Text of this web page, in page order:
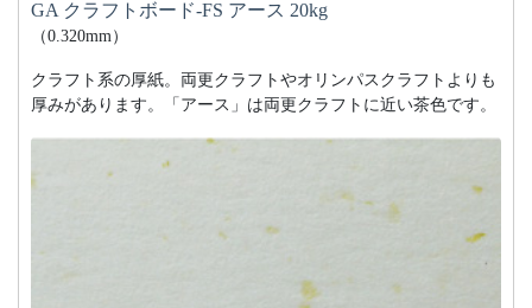
GA クラフトボード-FS アース 20kg
（0.320mm）
クラフト系の厚紙。両更クラフトやオリンパスクラフトよりも
厚みがあります。「アース」は両更クラフトに近い茶色です。